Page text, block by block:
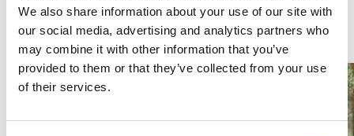
We also share information about your use of our site with
our social media, advertising and analytics partners who
may combine it with other information that you’ve
provided to them or that they’ve collected from your use
of their services.
Kontaktuppgifter
E-post:kansliet@hovaif.se